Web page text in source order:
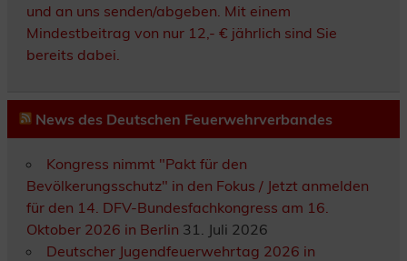
und an uns senden/abgeben. Mit einem
Mindestbeitrag von nur 12,- € jährlich sind Sie
bereits dabei.
News des Deutschen Feuerwehrverbandes
Kongress nimmt "Pakt für den
Bevölkerungsschutz" in den Fokus / Jetzt anmelden
für den 14. DFV-Bundesfachkongress am 16.
Oktober 2026 in Berlin 31. Juli 2026
Deutscher Jugendfeuerwehrtag 2026 in